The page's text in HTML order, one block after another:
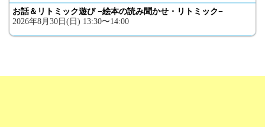
お話＆リトミック遊び −絵本の読み聞かせ・リトミック−
2026年8月30日(日) 13:30〜14:00